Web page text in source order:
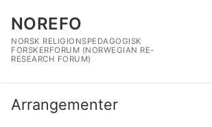
innholdet
NOREFO
NORSK RELIGIONSPEDAGOGISK
FORSKERFORUM (NORWEGIAN RE-
RESEARCH FORUM)
Arrangementer